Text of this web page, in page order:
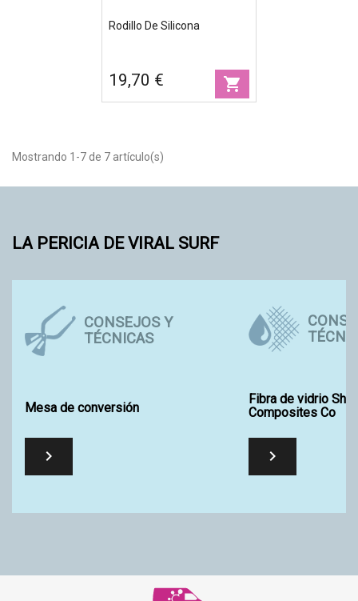
Rodillo De Silicona
19,70 € shopping_cart
Mostrando 1-7 de 7 artículo(s)
LA PERICIA DE VIRAL SURF
CONSEJOS Y
TÉCNICAS
Mesa de conversión

Fibra de vidrio
Composites Co
